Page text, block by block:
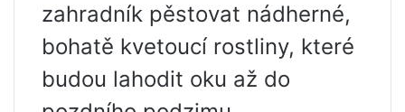
zahradník pěstovat nádherné,
bohatě kvetoucí rostliny, které
budou lahodit oku až do